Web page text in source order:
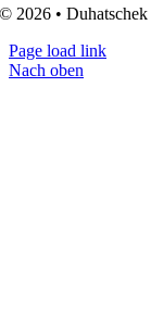
© 2026 •
Page load link
Nach oben